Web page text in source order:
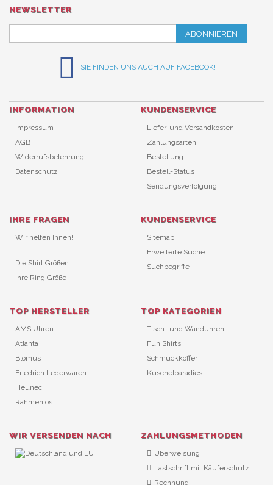
NEWSLETTER
ABONNIEREN
SIE FINDEN UNS AUCH AUF FACEBOOK!
INFORMATION
Impressum
AGB
Widerrufsbelehrung
Datenschutz
KUNDENSERVICE
Liefer-und Versandkosten
Zahlungsarten
Bestellung
Bestell-Status
Sendungsverfolgung
IHRE FRAGEN
Wir helfen Ihnen!
Die Shirt Größen
Ihre Ring Größe
KUNDENSERVICE
Sitemap
Erweiterte Suche
Suchbegriffe
TOP HERSTELLER
AMS Uhren
Atlanta
Blomus
Friedrich Lederwaren
Heunec
Rahmenlos
TOP KATEGORIEN
Tisch- und Wanduhren
Fun Shirts
Schmuckkoffer
Kuschelparadies
WIR VERSENDEN NACH ZAHLUNGSMETHODEN
Überweisung
Lastschrift mit Käuferschutz
Rechnung